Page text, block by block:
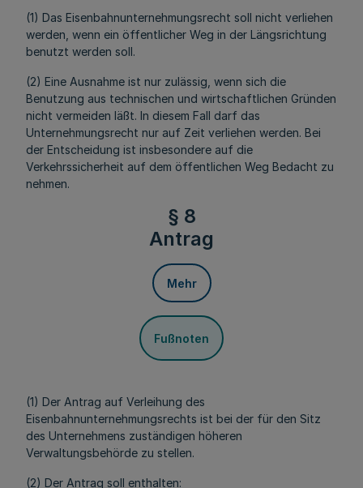
(1) Das Eisenbahnunternehmungsrecht soll nicht verliehen
werden, wenn ein öffentlicher Weg in der Längsrichtung
benutzt werden soll.
(2) Eine Ausnahme ist nur zulässig, wenn sich die
Benutzung aus technischen und wirtschaftlichen Gründen
nicht vermeiden läßt. In diesem Fall darf das
Unternehmungsrecht nur auf Zeit verliehen werden. Bei
der Entscheidung ist insbesondere auf die
Verkehrssicherheit auf dem öffentlichen Weg Bedacht zu
nehmen.
§ 8
Antrag
Mehr
Fußnoten
(1) Der Antrag auf Verleihung des
Eisenbahnunternehmungsrechts ist bei der für den Sitz
des Unternehmens zuständigen höheren
Verwaltungsbehörde zu stellen.
(2) Der Antrag soll enthalten: